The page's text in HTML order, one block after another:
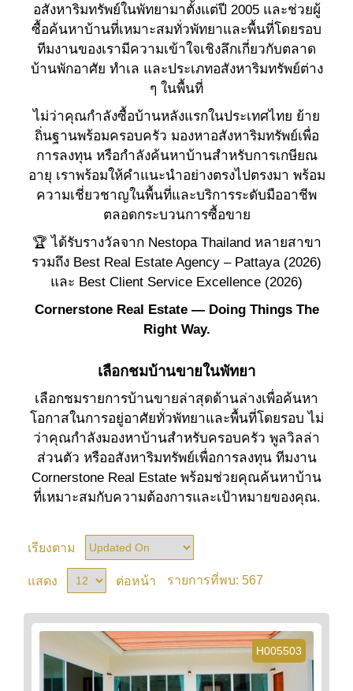
อสังหาริมทรัพย์ในพัทยามาตั้งแต่ปี 2005 และช่วยผู้
ซื้อค้นหาบ้านที่เหมาะสมทั่วพัทยาและพื้นที่โดยรอบ
ทีมงานของเรามีความเข้าใจเชิงลึกเกี่ยวกับตลาด
บ้านพักอาศัย ทำเล และประเภทอสังหาริมทรัพย์ต่าง
ๆ ในพื้นที่
ไม่ว่าคุณกำลังซื้อบ้านหลังแรกในประเทศไทย ย้าย
ถิ่นฐานพร้อมครอบครัว มองหาอสังหาริมทรัพย์เพื่อ
การลงทุน หรือกำลังค้นหาบ้านสำหรับการเกษียณ
อายุ เราพร้อมให้คำแนะนำอย่างตรงไปตรงมา พร้อม
ความเชี่ยวชาญในพื้นที่และบริการระดับมืออาชีพ
ตลอดกระบวนการซื้อขาย
🏆 ได้รับรางวัลจาก Nestopa Thailand หลายสาขา
รวมถึง Best Real Estate Agency – Pattaya (2026)
และ Best Client Service Excellence (2026)
Cornerstone Real Estate — Doing Things The
Right Way.
เลือกชมบ้านขายในพัทยา
เลือกชมรายการบ้านขายล่าสุดด้านล่างเพื่อค้นหา
โอกาสในการอยู่อาศัยทั่วพัทยาและพื้นที่โดยรอบ ไม่
ว่าคุณกำลังมองหาบ้านสำหรับครอบครัว พูลวิลล่า
ส่วนตัว หรืออสังหาริมทรัพย์เพื่อการลงทุน ทีมงาน
Cornerstone Real Estate พร้อมช่วยคุณค้นหาบ้าน
ที่เหมาะสมกับความต้องการและเป้าหมายของคุณ.
เรียงตาม
แสดง ต่อหน้า รายการที่พบ: 567
H005503